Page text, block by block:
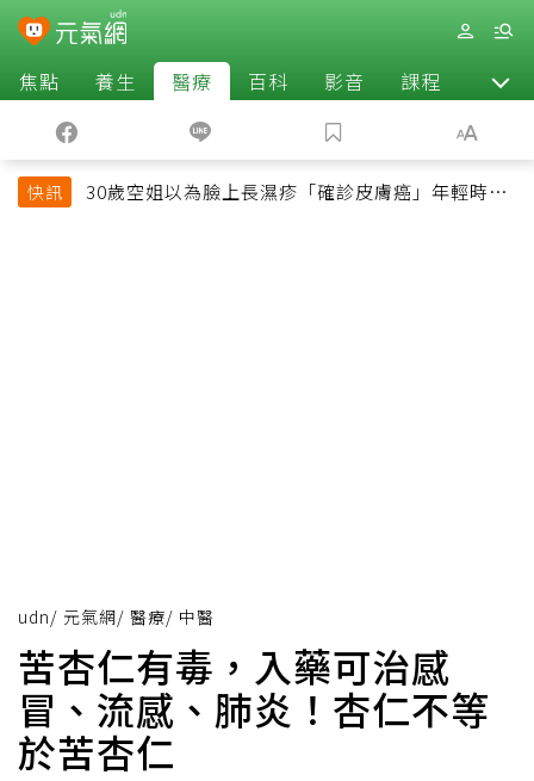
焦點 養生 醫療 百科 影音 課程 退休
快訊
30歲空姐以為臉上長濕疹「確診皮膚癌」年輕時一
udn/ 元氣網/ 醫療/ 中醫
苦杏仁有毒，入藥可治感
冒、流感、肺炎！杏仁不等
於苦杏仁